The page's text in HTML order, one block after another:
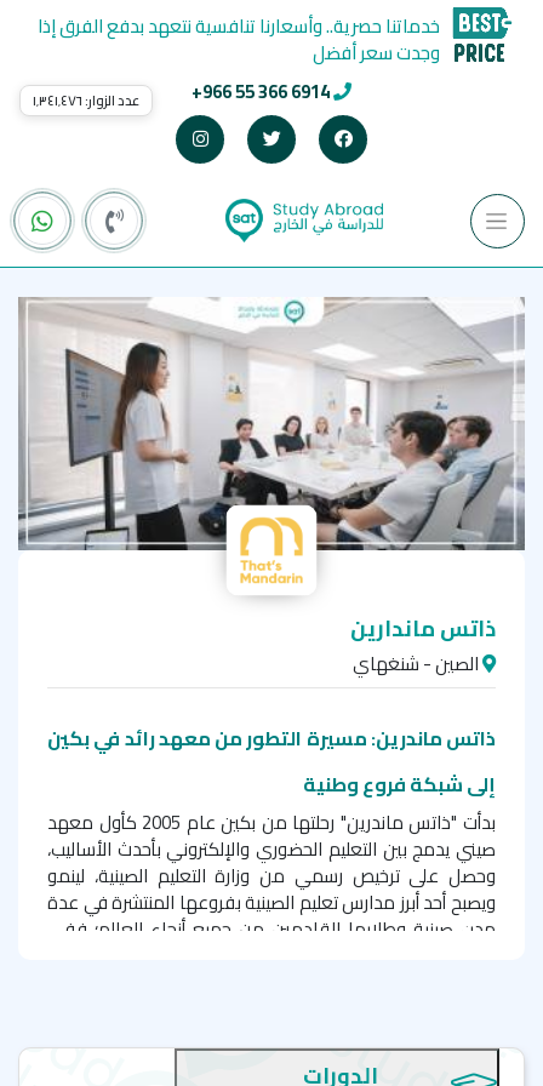
+966 55 366 6914
خدماتنا حصرية.. وأسعارنا تنافسية نتعهد بدفع الفرق إذا
وجدت سعر أفضل
عدد الزوار: ١٬٣٤١٬٤٧٦
ذاتس ماندارين
الصين - شنغهاي
ذاتس ماندرين: مسيرة التطور من معهد رائد في بكين
إلى شبكة فروع وطنية
بدأت "ذاتس ماندرين" رحلتها من بكين عام 2005 كأول معهد
صيني يدمج بين التعليم الحضوري والإلكتروني بأحدث الأساليب،
وحصل على ترخيص رسمي من وزارة التعليم الصينية، لينمو
ويصبح أحد أبرز مدارس تعليم الصينية بفروعها المنتشرة في عدة
مدن صينية وطلابها القادمين من جميع أنحاء العالم؛ ففي
المعهد دورات متنوعة (في فصول جماعية مكثفة، دوام جزئي،
الدورات